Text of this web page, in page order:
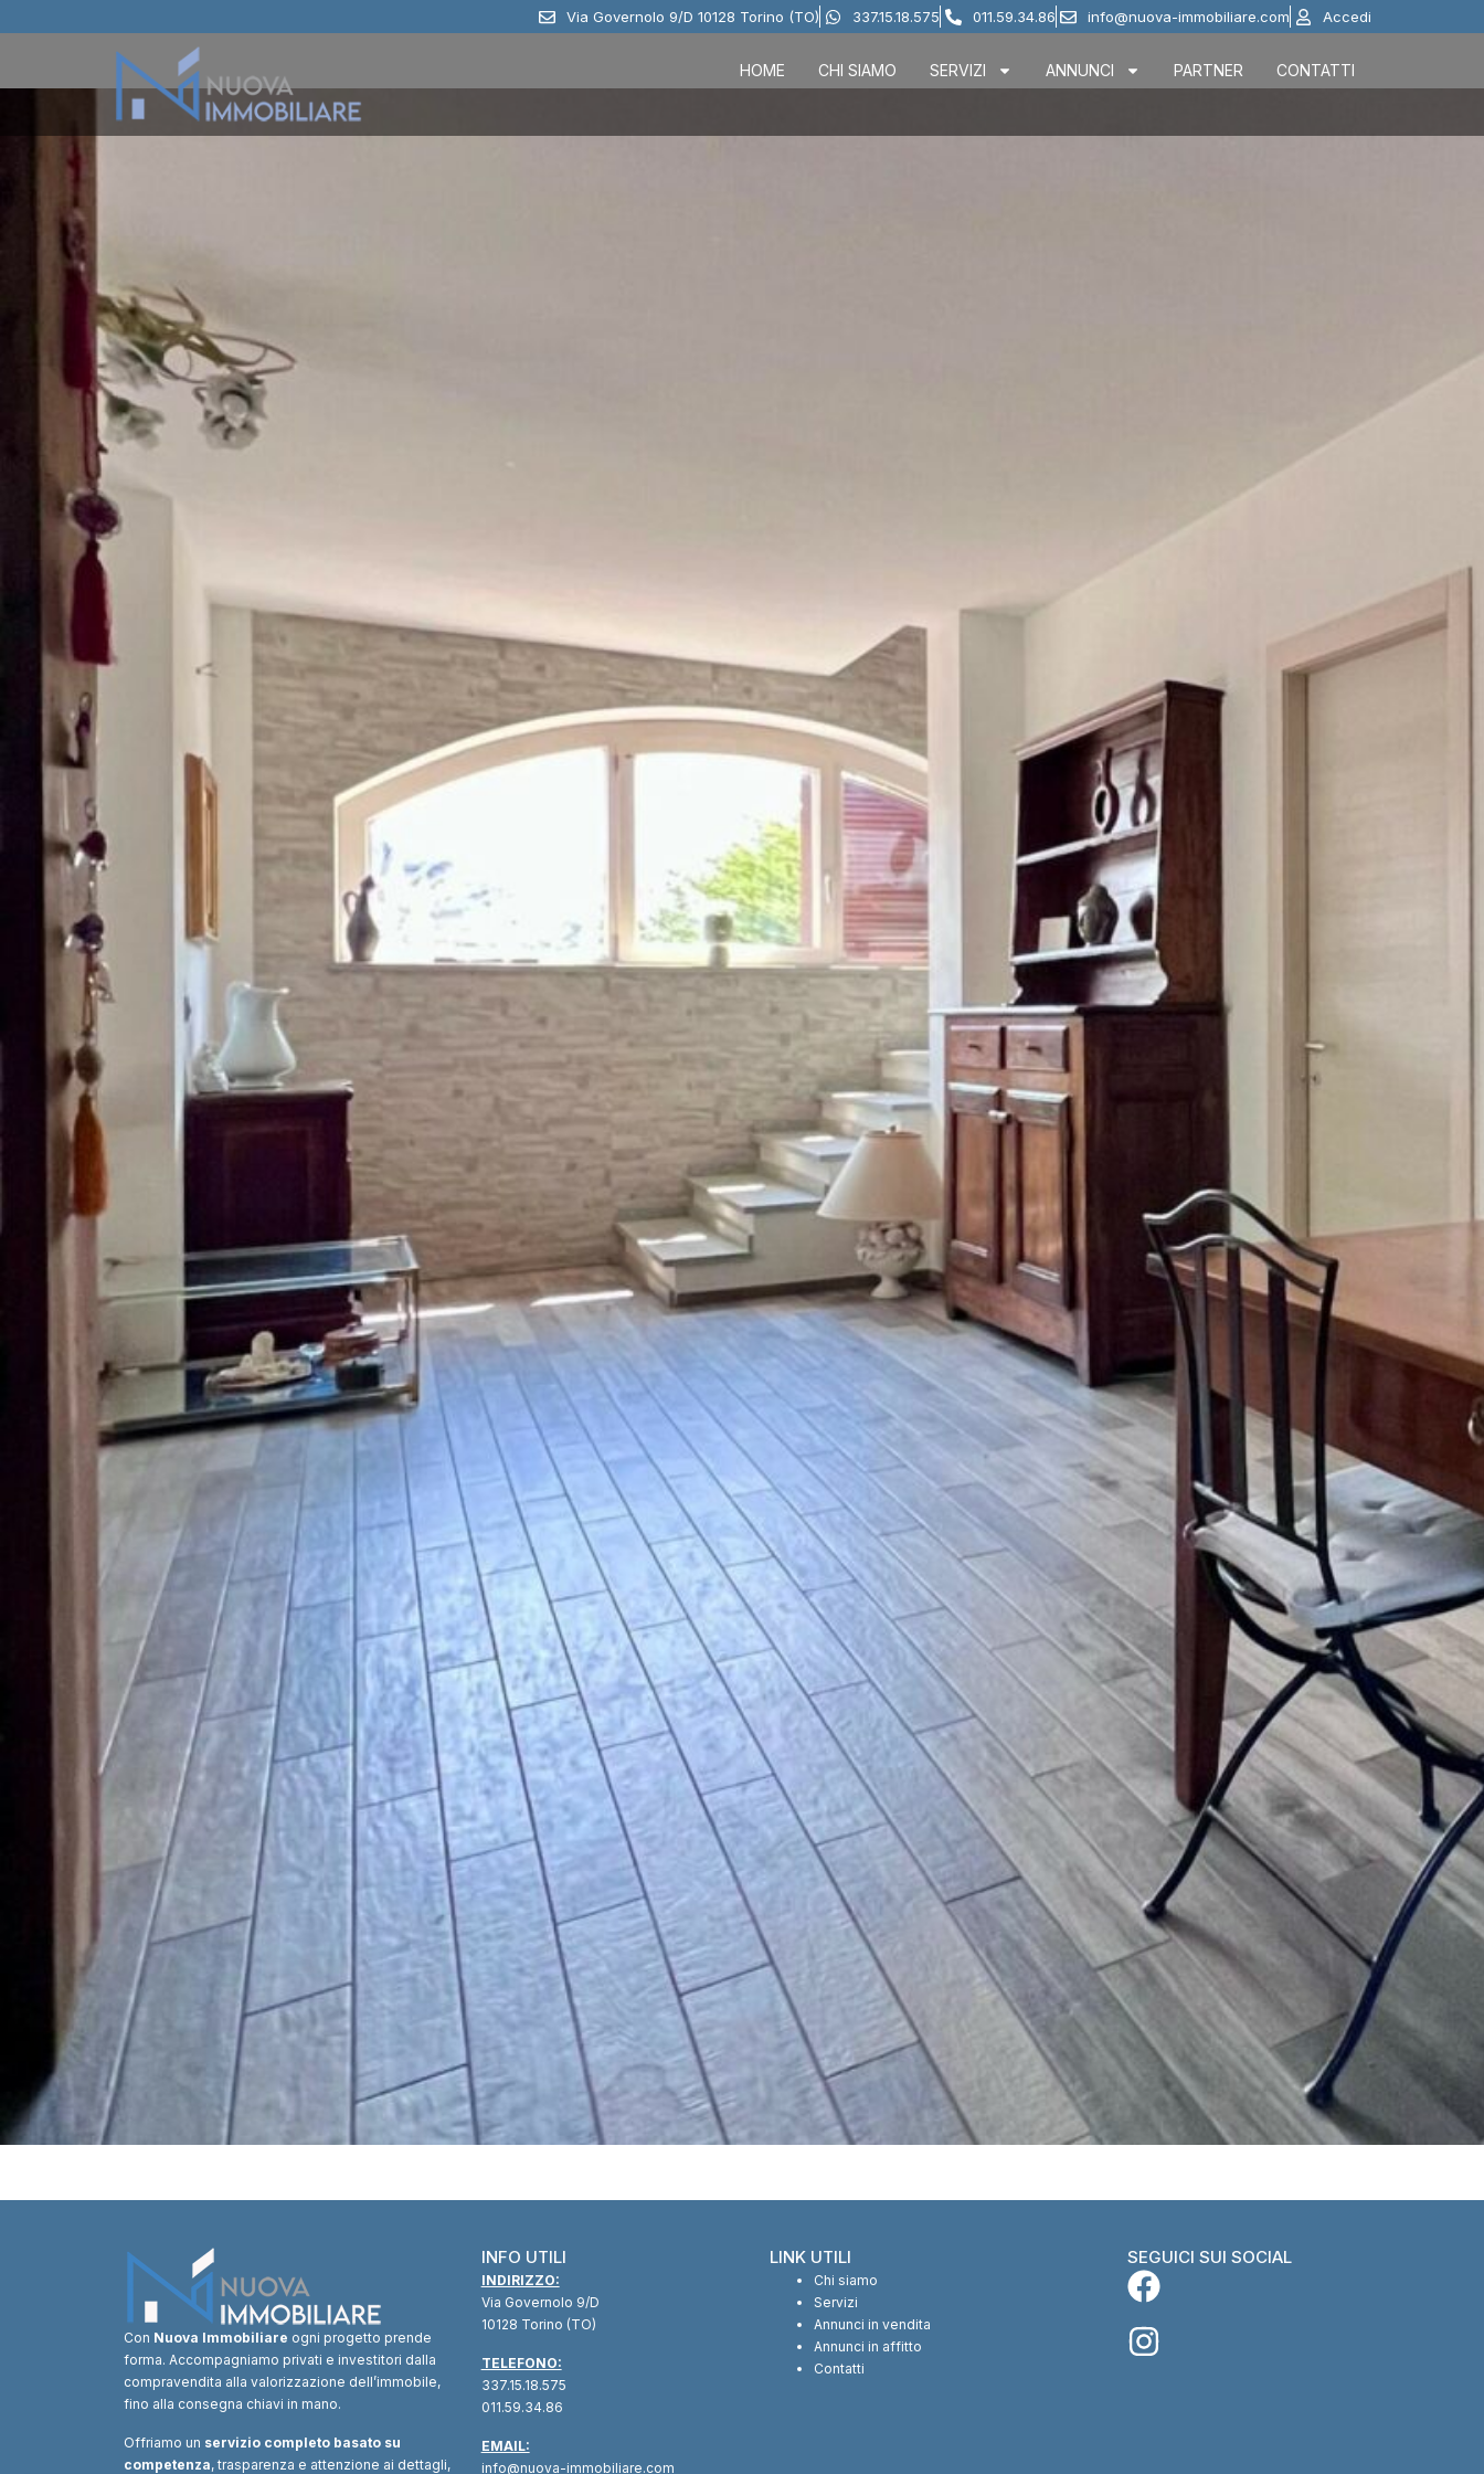
Via Governolo 9/D 10128 Torino (TO) 337.15.18.575 011.59.34.86 info@nuova-immobiliare.com Accedi
HOME CHI SIAMO SERVIZI ANNUNCI PARTNER CONTATTI
Con Nuova Immobiliare ogni progetto prende
forma. Accompagniamo privati e investitori dalla
compravendita alla valorizzazione dell’immobile,
fino alla consegna chiavi in mano.
Offriamo un servizio completo basato su
competenza, trasparenza e attenzione ai dettagli,
INFO UTILI
INDIRIZZO:
Via Governolo 9/D
10128 Torino (TO)
TELEFONO:
337.15.18.575
011.59.34.86
EMAIL:
info@nuova-immobiliare.com
LINK UTILI
Chi siamo
Servizi
Annunci in vendita
Annunci in affitto
Contatti
SEGUICI SUI SOCIAL